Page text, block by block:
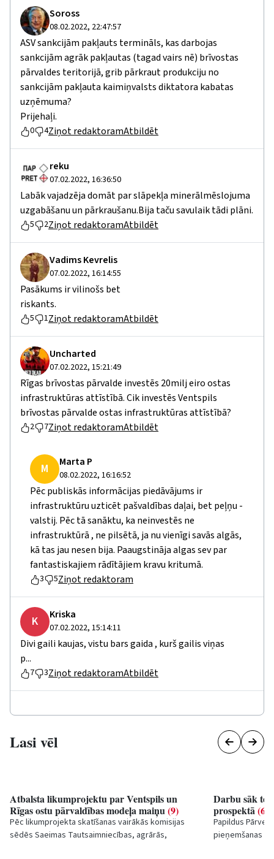
Soross
08.02.2022, 22:47:57
ASV sankcijām pakļauts termināls, kas darbojas
sankcijām agrāk pakļautas (tagad vairs nē) brīvostas
pārvaldes teritorijā, grib pārkraut produkciju no
sankcijām pakļauta kaimiņvalsts diktatora kabatas
uzņēmuma?
Prijehaļi.
0 4Ziņot redaktoramAtbildēt
reku
07.02.2022, 16:36:50
Labāk vajadzēja domāt par slāpekļa minerālmēslojuma
uzgabāšanu un pārkraušanu.Bija taču savulaik tādi plāni.
5 2Ziņot redaktoramAtbildēt
Vadims Kevrelis
07.02.2022, 16:14:55
Pasākums ir vilinošs bet
riskants.
5 1Ziņot redaktoramAtbildēt
Uncharted
07.02.2022, 15:21:49
Rīgas brīvostas pārvalde investēs 20milj eiro ostas
infrastruktūras attīstībā. Cik investēs Ventspils
brīvostas pārvalde ostas infrastruktūras attīstībā?
2 7Ziņot redaktoramAtbildēt
M Marta P
08.02.2022, 16:16:52
Pēc publiskās informācijas piedāvājums ir
infrastruktūru uzticēt pašvaldības daļai, bet peļņu -
valstij. Pēc tā sanāktu, ka neinvestēs ne
infrastruktūrā , ne pilsētā, ja nu vienīgi savās algās,
kā tas jau nesen bija. Paaugstināja algas sev par
fantastiskajiem rādītājiem kravu kritumā.
3 5Ziņot redaktoram
K Kriska
07.02.2022, 15:14:11
Divi gaili kaujas, vistu bars gaida , kurš gailis viņas
p...
7 3Ziņot redaktoramAtbildēt
Lasi vēl
Atbalsta likumprojektu par Ventspils un
Rīgas ostu pārvaldības modeļa maiņu(9)
Pēc likumprojekta skatīšanas vairākās komisijas
sēdēs Saeimas Tautsaimniecības, agrārās,
Darbu sāk
prospektā(6)
Papildus
pieņemšanas